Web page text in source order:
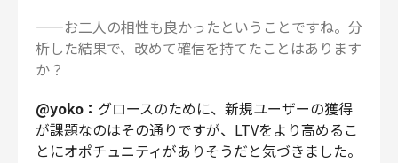
——お二人の相性も良かったということですね。分
析した結果で、改めて確信を持てたことはあります
か？
@yoko： グロースのために、新規ユーザーの獲得
が課題なのはその通りですが、LTVをより高めるこ
とにオポチュニティがありそうだと気づきました。